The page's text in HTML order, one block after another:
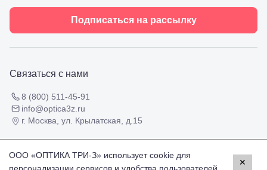
Пользовательское соглашение
Связаться с нами
8 (800) 511-45-91
info@optica3z.ru
г. Москва, ул. Крылатская, д.15
Подписаться на рассылку
Подбор
Подбор
контактных
линз
ул.
Ленина,
ул.
Алиева,
6
Москва, м.
бульвар
5к1
ООО «ОПТИКА ТРИ-З» использует cookie для
✕